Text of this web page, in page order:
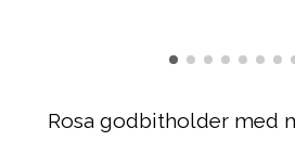
Rosa godbitholder med